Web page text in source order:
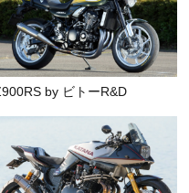
by ビトーR&D